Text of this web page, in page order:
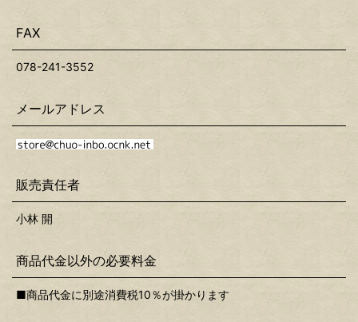
FAX
078-241-3552
メールアドレス
販売責任者
小林 開
商品代金以外の必要料金
■商品代金に別途消費税10％が掛かります